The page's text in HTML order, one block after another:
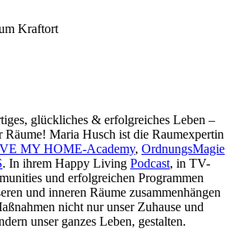
Kraftort
glückliches & erfolgreiches Leben –
Räume! Maria Husch ist die Raumexpertin
MY HOME-Academy, OrdnungsMagie
. In ihrem Happy Living Podcast, in TV-
und erfolgreichen Programmen
und inneren Räume zusammenhängen
nicht nur unser Zuhause und
unser ganzes Leben, gestalten.